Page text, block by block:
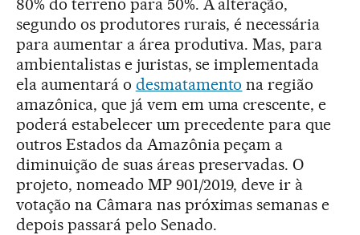
80% do terreno para 50%. A alteração,
segundo os produtores rurais, é necessária
para aumentar a área produtiva. Mas, para
ambientalistas e juristas, se implementada
ela aumentará o desmatamento na região
amazônica, que já vem em uma crescente, e
poderá estabelecer um precedente para que
outros Estados da Amazônia peçam a
diminuição de suas áreas preservadas. O
projeto, nomeado MP 901/2019, deve ir à
votação na Câmara nas próximas semanas e
depois passará pelo Senado.